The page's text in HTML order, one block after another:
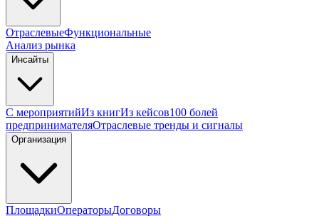
ОтраслевыеФункциональные
Анализ рынка
Инсайты
С мероприятийИз книгИз кейсов100 болей
предпринимателяОтраслевые тренды и сигналы
Организация
ПлощадкиОператорыДоговоры